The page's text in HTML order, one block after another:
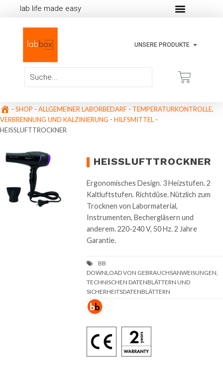
lab life made easy
UNSERE PRODUKTE
- SHOP - ALLGEMEINER LABORBEDARF - TEMPERATURKONTROLLE,
VERBRENNUNG UND KALZINIERUNG - HILFSMITTEL -
HEISSLUFTTROCKNER
HEISSLUFTTROCKNER
Ergonomisches Design. 3 Heizstufen. 2
Kaltluftstufen. Richtdüse. Nützlich zum
Trocknen von Labormaterial,
Instrumenten, Bechergläsern und
anderem. 220-240 V, 50 Hz. 2 Jahre
Garantie.
DOWNLOAD VON GEBRAUCHSANWEISUNGEN,
TECHNISCHEN DATENBLÄTTERN UND
SICHERHEITSDATENBLÄTTERN